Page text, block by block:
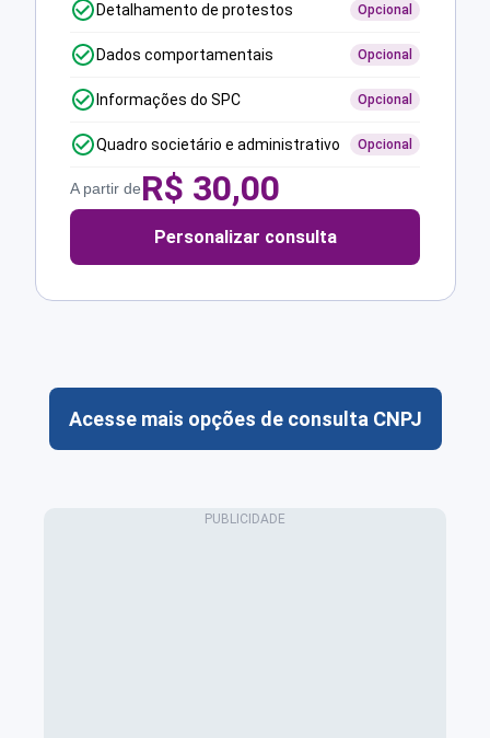
Detalhamento de protestos Opcional
Dados comportamentais Opcional
Informações do SPC Opcional
Quadro societário e administrativo Opcional
A partir deR$ 30,00
Personalizar consulta
Acesse mais opções de consulta CNPJ